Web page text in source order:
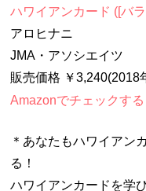
ハワイアンカード ([バ
アロヒナニ
JMA・アソシエイツ
販売価格 ￥3,240(2018
Amazonでチェックする
＊あなたもハワイアン
る！
ハワイアンカードを学